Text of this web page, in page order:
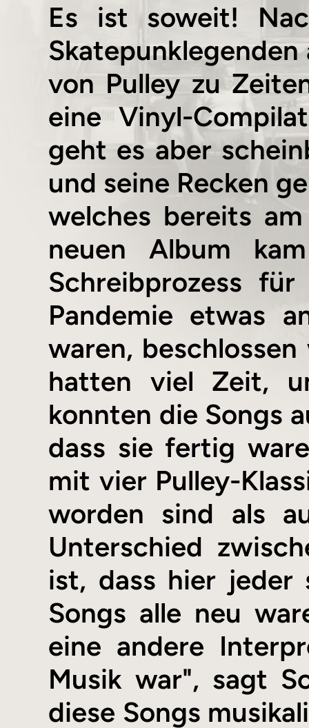
Es ist soweit!
von Pulley zu
eine Vinyl-
geht es aber
und seine Recken
welches bereits
neuen Album
Schreibprozess
Pandemie etwas
waren,
hatten viel Zeit,
konnten die Songs
dass sie fertig
mit vier Pulley-
worden sind als
Unterschied
ist, dass hier jeder
Songs alle neu
eine andere
Musik war", sagt
diese Songs